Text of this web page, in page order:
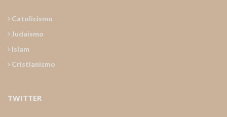
Catolicismo
Judaismo
Islam
Cristianismo
TWITTER